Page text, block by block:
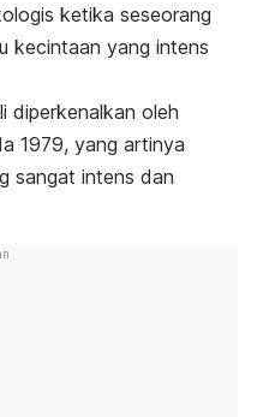
ketika seseorang
kecintaan yang intens
diperkenalkan oleh
1979, yang artinya
sangat intens dan